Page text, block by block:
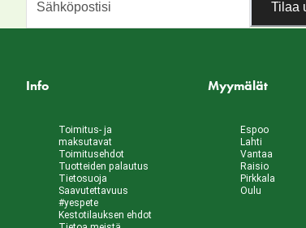
Tilaa
Info
Toimitus- ja
maksutavat
Toimitusehdot
Tuotteiden palautus
Tietosuoja
Saavutettavuus
#yespete
Kestotilauksen ehdot
Myymälät
Espoo
Lahti
Vantaa
Raisio
Pirkkala
Oulu